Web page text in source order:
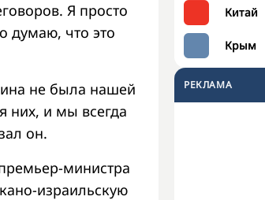
Китай
Крым
РЕКЛАМА
Я просто
думаю, что это
не была нашей
и мы всегда
он.
министра
израильскую